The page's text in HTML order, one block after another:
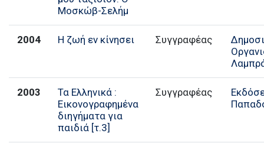
Μοσκώβ-Σελήμ
2004 Η ζωή εν κίνησει Συγγραφέας
2003
Τα Ελληνικά :
Εικονογραφημένα
διηγήματα για
παιδιά [τ.3]
Συγγραφέας